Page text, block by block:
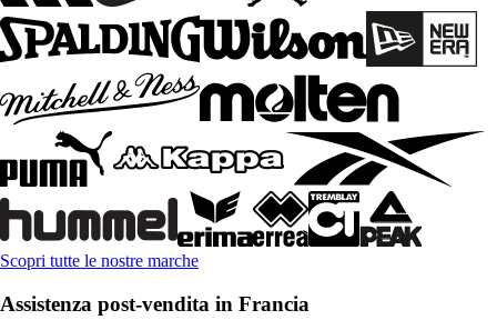
Scopri tutte le nostre marche
Assistenza post-vendita in Francia